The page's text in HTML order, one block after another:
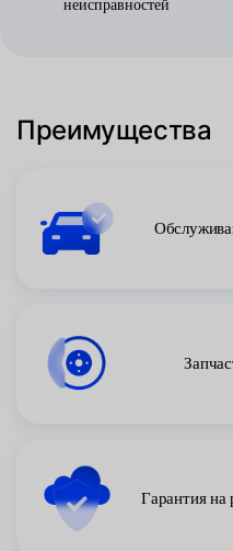
неисправностей
Преимущества
Гарантия на